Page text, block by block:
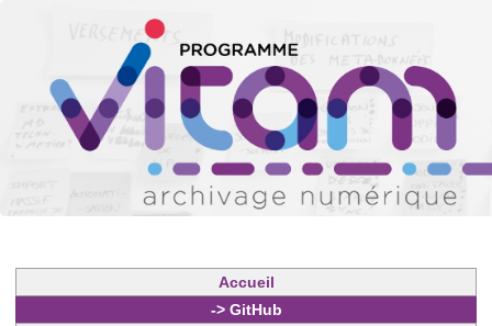
Accueil
-> GitHub